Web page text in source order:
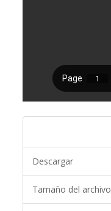
Descargar
Tamaño del archivo